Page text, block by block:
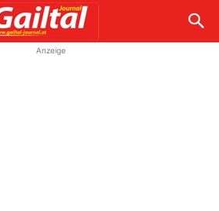
Anzeige